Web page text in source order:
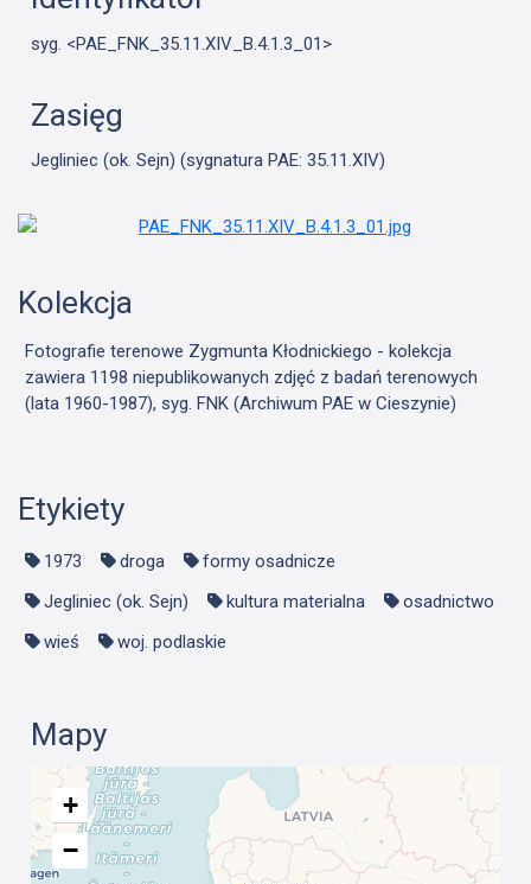
syg. <PAE_FNK_35.11.XIV_B.4.1.3_01>
Zasięg
Jegliniec (ok. Sejn) (sygnatura PAE: 35.11.XIV)
Kolekcja
Fotografie terenowe Zygmunta Kłodnickiego - kolekcja
zawiera 1198 niepublikowanych zdjęć z badań terenowych
(lata 1960-1987), syg. FNK (Archiwum PAE w Cieszynie)
Etykiety
1973 droga
formy osadnicze
Jegliniec (ok. Sejn)
kultura materialna
osadnictwo
wieś
woj. podlaskie
Mapy
+
−